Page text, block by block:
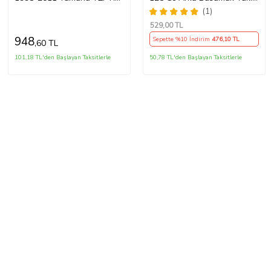
948,60 TL
101,18 TL'den Başlayan Taksitlerle
Oem Arasmoto (Siyah)
(1)
529,00 TL
Sepette %10 İndirim 476,10 TL
50,78 TL'den Başlayan Taksitlerle